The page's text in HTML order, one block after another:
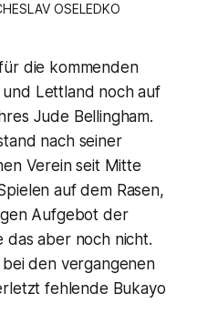
OSELEDKO
die kommenden
und Lettland noch auf
Jude Bellingham.
nach seiner
Verein seit Mitte
auf dem Rasen,
Aufgebot der
das aber noch nicht.
den vergangenen
fehlende Bukayo